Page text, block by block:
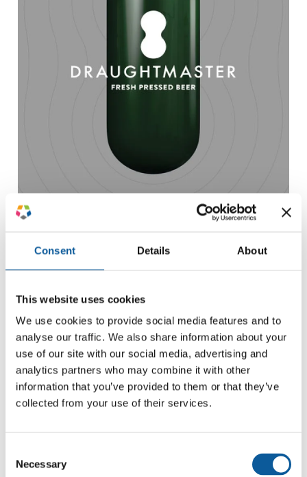
Consent Details About
This website uses cookies
We use cookies to provide social media features and to
analyse our traffic. We also share information about your
use of our site with our social media, advertising and
analytics partners who may combine it with other
information that you’ve provided to them or that they’ve
collected from your use of their services.
Selection
Necessary
Oversættelse af hjemmesider
Carlsberg Breweries ledte efter en partner, der
kunne levere oversættelser hurtigt, havde
konkurrencedygtige priser og som samtidig
leverede topkvalitet.
Læs kundecasen